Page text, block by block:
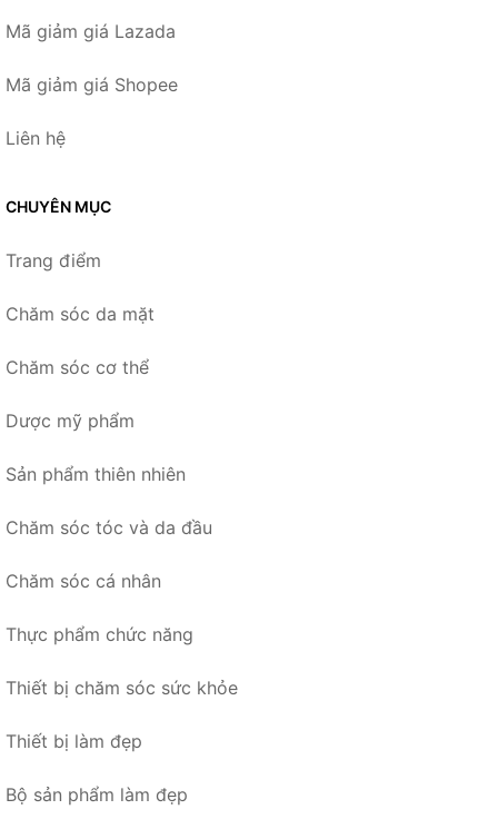
Mã giảm giá Lazada
Mã giảm giá Shopee
Liên hệ
CHUYÊN MỤC
Trang điểm
Chăm sóc da mặt
Chăm sóc cơ thể
Dược mỹ phẩm
Sản phẩm thiên nhiên
Chăm sóc tóc và da đầu
Chăm sóc cá nhân
Thực phẩm chức năng
Thiết bị chăm sóc sức khỏe
Thiết bị làm đẹp
Bộ sản phẩm làm đẹp